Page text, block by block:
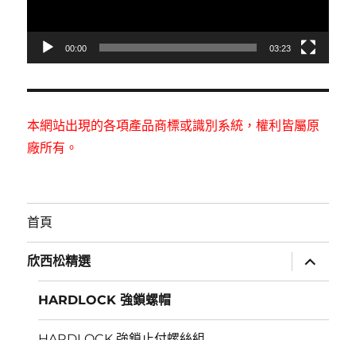
00:00 03:23
本網站出現的各項產品商標或識別系統，權利皆屬原
廠所有。
首頁
欣西松精選
展
開
子
HARDLOCK 強鎖螺帽